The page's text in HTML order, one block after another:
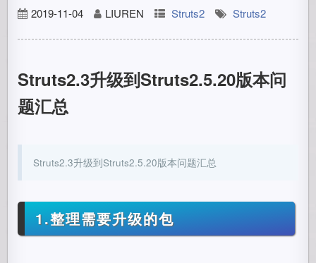
2019-11-04 LIUREN Struts2 Struts2
Struts2.3升级到Struts2.5.20版本问
题汇总
Struts2.3升级到Struts2.5.20版本问题汇总
1.整理需要升级的包